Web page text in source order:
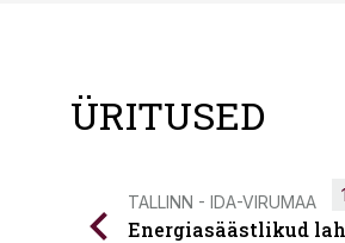
ÜRITUSED
TALLINN - IDA-VIRUMAA
Energiasäästlikud